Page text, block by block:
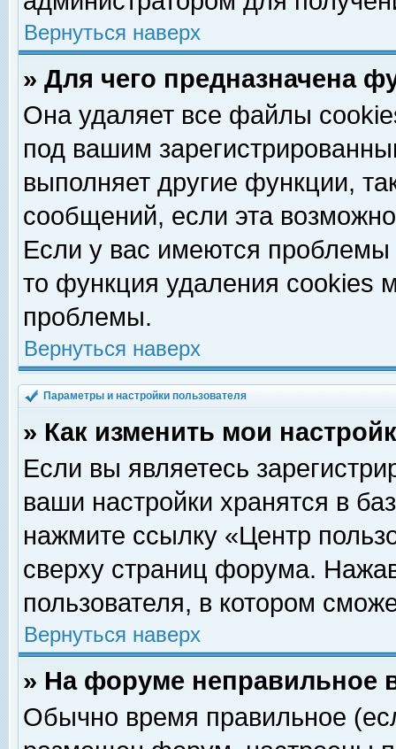
Вернуться наверх
» Для чего предназначена
Она удаляет все файлы
под вашим
выполняет другие функции,
сообщений, если эта
Если у вас имеются
то функция удаления cookies
проблемы.
Вернуться наверх
Параметры и настройки пользователя
» Как изменить мои
Если вы являетесь
ваши настройки хранятся в
нажмите ссылку «Центр
сверху страниц форума.
пользователя, в котором
Вернуться наверх
» На форуме неправильное
Обычно время правильное